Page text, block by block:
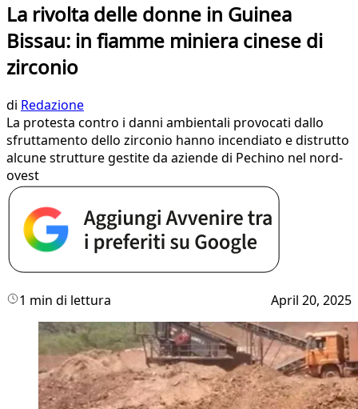
La rivolta delle donne in Guinea
Bissau: in fiamme miniera cinese di
zirconio
di Redazione
La protesta contro i danni ambientali provocati dallo
sfruttamento dello zirconio hanno incendiato e distrutto
alcune strutture gestite da aziende di Pechino nel nord-
ovest
1 min di lettura April 20, 2025